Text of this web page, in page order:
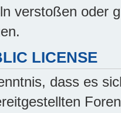
verstoßen oder
LICENSE
dass es